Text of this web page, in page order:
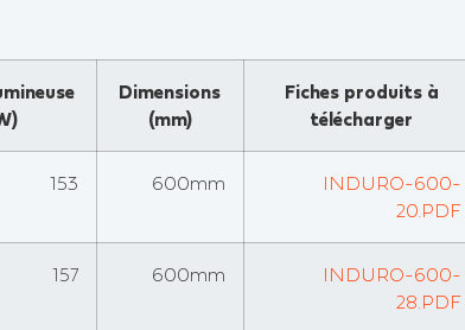
Dimensions
(mm)
Fiches produits à
télécharger
153 600mm
INDURO-600-
20.PDF
157 600mm
INDURO-600-
28.PDF